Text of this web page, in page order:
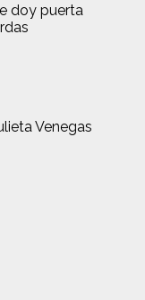
doy puerta
Venegas